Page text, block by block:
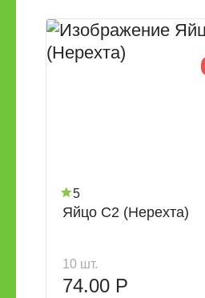
5
Яйцо С2 (Нерехта)
10 шт.
74.00 Р